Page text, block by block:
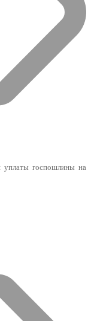
уплаты госпошлины на